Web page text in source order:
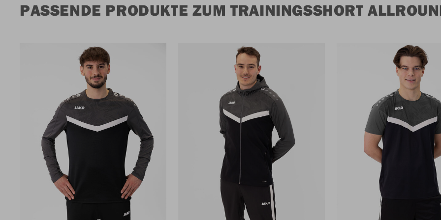
PASSENDE PRODUKTE ZUM TRAININGSSHORT